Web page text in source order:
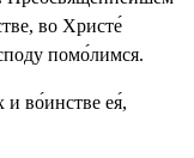
во Христе́
помо́лимся.
и во́инстве ея́,